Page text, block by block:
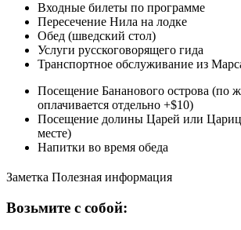
Входные билеты по программе
Пересечение Нила на лодке
Обед (шведский стол)
Услуги русскоговорящего гида
Транспортное обслуживание из
Посещение Бананового острова (по
оплачивается отдельно +$10)
Посещение долины Царей или Цариц
месте)
Напитки во время обеда
Заметка Полезная информация
Возьмите с собой: